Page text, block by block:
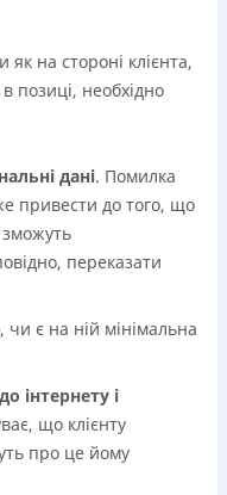
на стороні клієнта,
позиці, необхідно
дані. Помилка
привести до того, що
зможуть
переказати
, чи є на ній мінімальна
інтернету і
що клієнту
про це йому